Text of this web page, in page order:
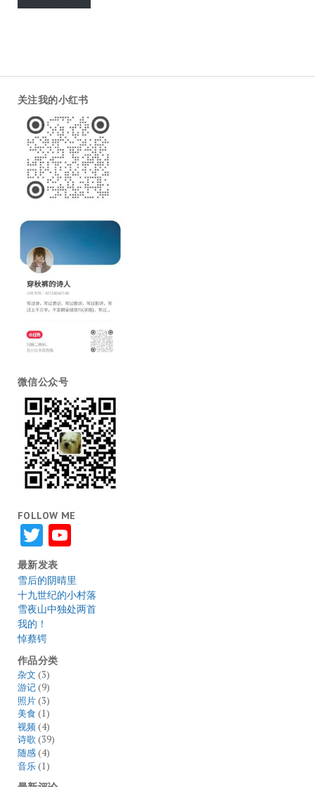
关注我的小红书
微信公众号
FOLLOW ME
TwitterYouTube
最新发表
雪后的阴晴里
十九世纪的小村落
雪夜山中独处两首
我的！
悼蔡锷
作品分类
杂文 (3)
游记(9)
照片(3)
美食 (1)
视频(4)
诗歌(39)
随感(4)
音乐(1)